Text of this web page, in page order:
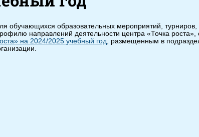
обучающихся образовательных мероприятий, турниров,
направлений деятельности центра «Точка роста»,
на 2024/2025 учебный год , размещенным в